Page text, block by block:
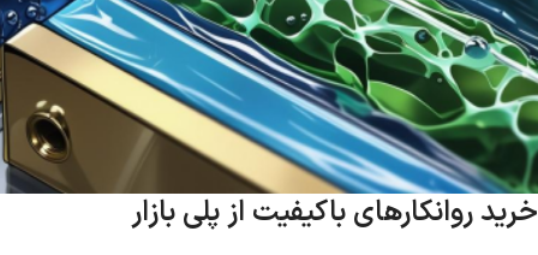
خرید روانکارهای باکیفیت از پلی بازار